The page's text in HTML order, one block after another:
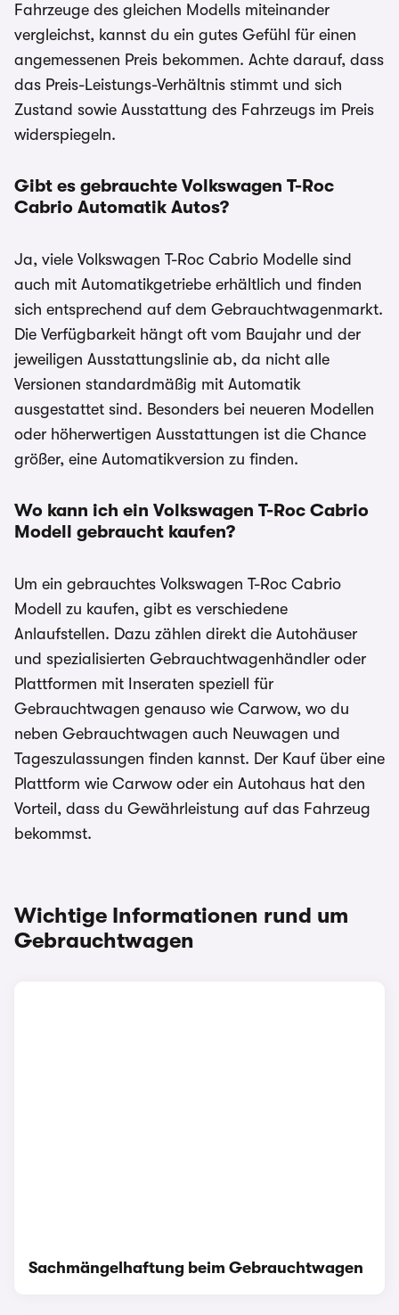
Fahrzeuge des gleichen Modells miteinander
vergleichst, kannst du ein gutes Gefühl für einen
angemessenen Preis bekommen. Achte darauf, dass
das Preis-Leistungs-Verhältnis stimmt und sich
Zustand sowie Ausstattung des Fahrzeugs im Preis
widerspiegeln.
Gibt es gebrauchte Volkswagen T-Roc
Cabrio Automatik Autos?
Ja, viele Volkswagen T-Roc Cabrio Modelle sind
auch mit Automatikgetriebe erhältlich und finden
sich entsprechend auf dem Gebrauchtwagenmarkt.
Die Verfügbarkeit hängt oft vom Baujahr und der
jeweiligen Ausstattungslinie ab, da nicht alle
Versionen standardmäßig mit Automatik
ausgestattet sind. Besonders bei neueren Modellen
oder höherwertigen Ausstattungen ist die Chance
größer, eine Automatikversion zu finden.
Wo kann ich ein Volkswagen T-Roc Cabrio
Modell gebraucht kaufen?
Um ein gebrauchtes Volkswagen T-Roc Cabrio
Modell zu kaufen, gibt es verschiedene
Anlaufstellen. Dazu zählen direkt die Autohäuser
und spezialisierten Gebrauchtwagenhändler oder
Plattformen mit Inseraten speziell für
Gebrauchtwagen genauso wie Carwow, wo du
neben Gebrauchtwagen auch Neuwagen und
Tageszulassungen finden kannst. Der Kauf über eine
Plattform wie Carwow oder ein Autohaus hat den
Vorteil, dass du Gewährleistung auf das Fahrzeug
bekommst.
Wichtige Informationen rund um
Gebrauchtwagen
Sachmängelhaftung beim Gebrauchtwagen